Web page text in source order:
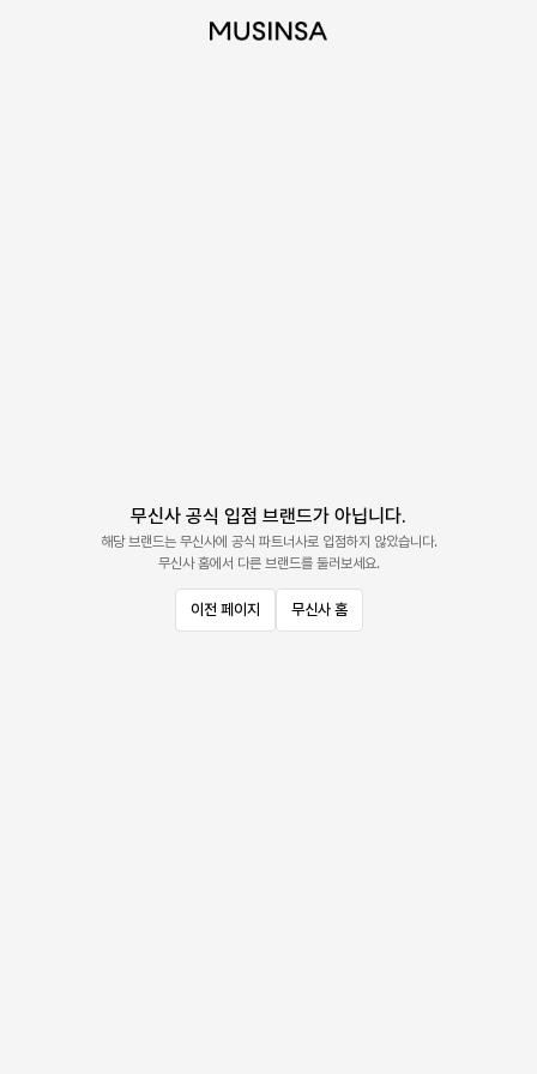
무신사 공식 입점 브랜드가 아닙니다.
해당 브랜드는 무신사에 공식 파트너사로 입점하지 않았습니다.
무신사 홈에서 다른 브랜드를 둘러보세요.
이전 페이지 무신사 홈